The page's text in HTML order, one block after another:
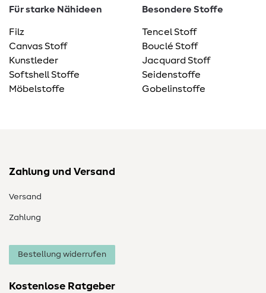
Für starke Nähideen
Filz
Canvas Stoff
Kunstleder
Softshell Stoffe
Möbelstoffe
Besondere Stoffe
Tencel Stoff
Bouclé Stoff
Jacquard Stoff
Seidenstoffe
Gobelinstoffe
Zahlung und Versand
Versand
Zahlung
Bestellung widerrufen
Kostenlose Ratgeber